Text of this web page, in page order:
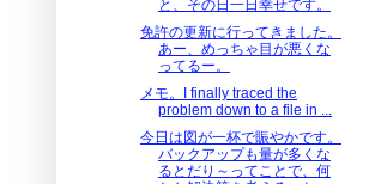
と、その日一日幸せです。
免許の更新に行ってきました。
あー、めっちゃ目が悪くな
ってるー。
メモ。I finally traced the
problem down to a file in ...
今日は図が一杯で賑やかです。
バックアップも量が多くな
るとだり～ってことで、何